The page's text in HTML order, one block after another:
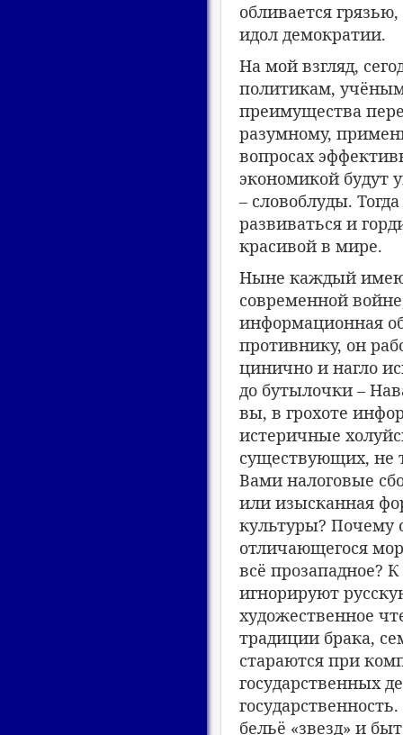
обливается
идол демократии.
На мой взгляд,
политикам,
преимущества
разумному,
вопросах
экономикой будут
– словоблуды.
развиваться и
красивой в мире.
Ныне каждый
современной
информационная
противнику, он
цинично и нагло
до бутылочки –
вы, в грохоте
истеричные
существующих, не
Вами налоговые
или изысканная
культуры? Почему
отличающегося
всё прозападное?
игнорируют
художественное
традиции брака,
стараются при
государственных
бельё «звезд» и